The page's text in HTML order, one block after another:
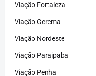
Viação Fortaleza
Viação Gerema
Viação Nordeste
Viação Paraipaba
Viação Penha